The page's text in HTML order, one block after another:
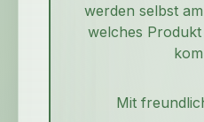
werden selbst
welches
Mit